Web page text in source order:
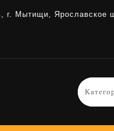
г. Мытищи,